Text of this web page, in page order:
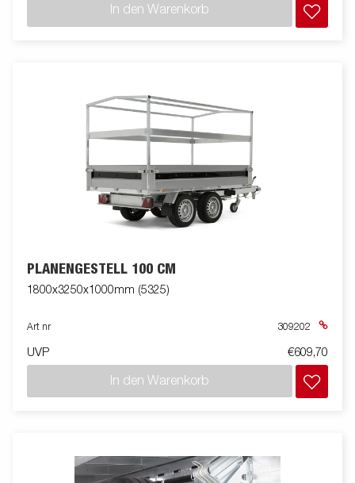
In den Warenkorb
PLANENGESTELL 100 CM
1800x3250x1000mm (5325)
Art nr 309202
UVP €609,70
In den Warenkorb